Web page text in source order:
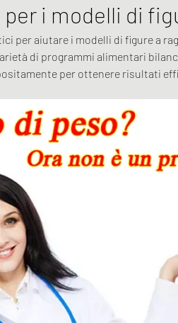
i modelli di
per aiutare i modelli di figure a
di programmi alimentari
per ottenere risultati